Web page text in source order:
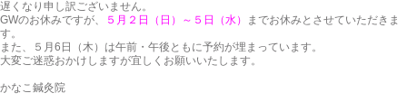
遅くなり申し訳ございません。
GWのお休みですが、
５月２日（日）～５日（水）
までお休みとさせていただきま
す。
また、５月6日（木）は午前・午後ともに予約が埋まっています。
大変ご迷惑おかけしますが宜しくお願いいたします。
かなこ鍼灸院